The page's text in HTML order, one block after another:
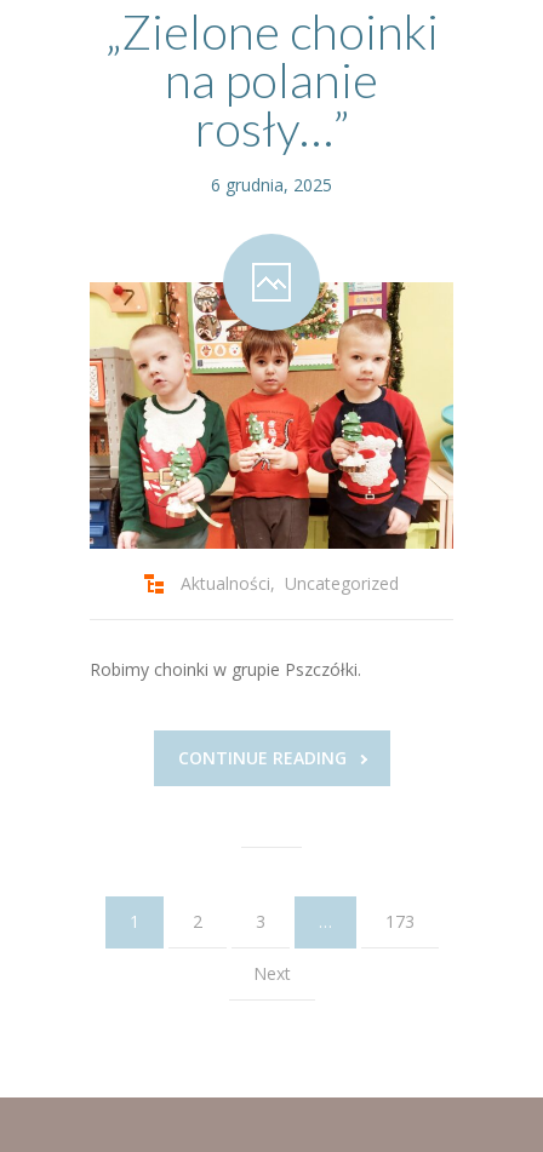
„Zielone choinki
na polanie
rosły…”
6 grudnia, 2025
Aktualności, Uncategorized
Robimy choinki w grupie Pszczółki.
CONTINUE READING
1 2 3 … 173
Next